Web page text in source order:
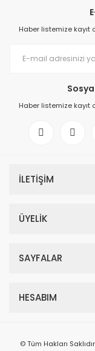
Haber listemize
Haber listemize
İLETİŞİM
ÜYELİK
SAYFALAR
HESABIM
© Tüm Hakları